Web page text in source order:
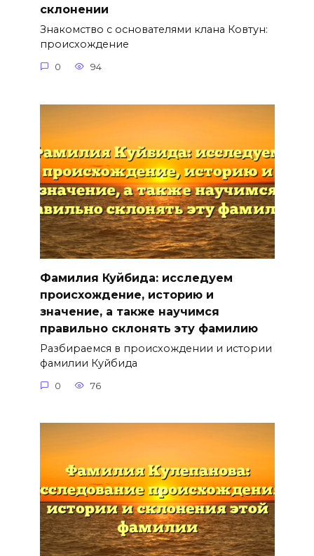
склонении
Знакомство с основателями клана Ковтун:
происхождение
0 94
Фамилия Куйбида: исследуем
происхождение, историю и
значение, а также научимся
правильно склонять эту фамилию
Разбираемся в происхождении и истории
фамилии Куйбида
0 76